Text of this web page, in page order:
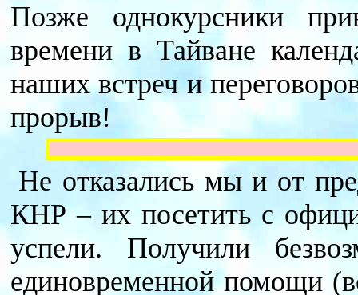
Позже однокурсники
времени в Тайване
наших встреч и
прорыв!
Не отказались мы и от
КНР – их посетить с
успели. Получили
единовременной помощи